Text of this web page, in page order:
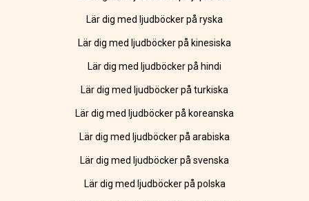
Lär dig med ljudböcker på ryska
Lär dig med ljudböcker på kinesiska
Lär dig med ljudböcker på hindi
Lär dig med ljudböcker på turkiska
Lär dig med ljudböcker på koreanska
Lär dig med ljudböcker på arabiska
Lär dig med ljudböcker på svenska
Lär dig med ljudböcker på polska